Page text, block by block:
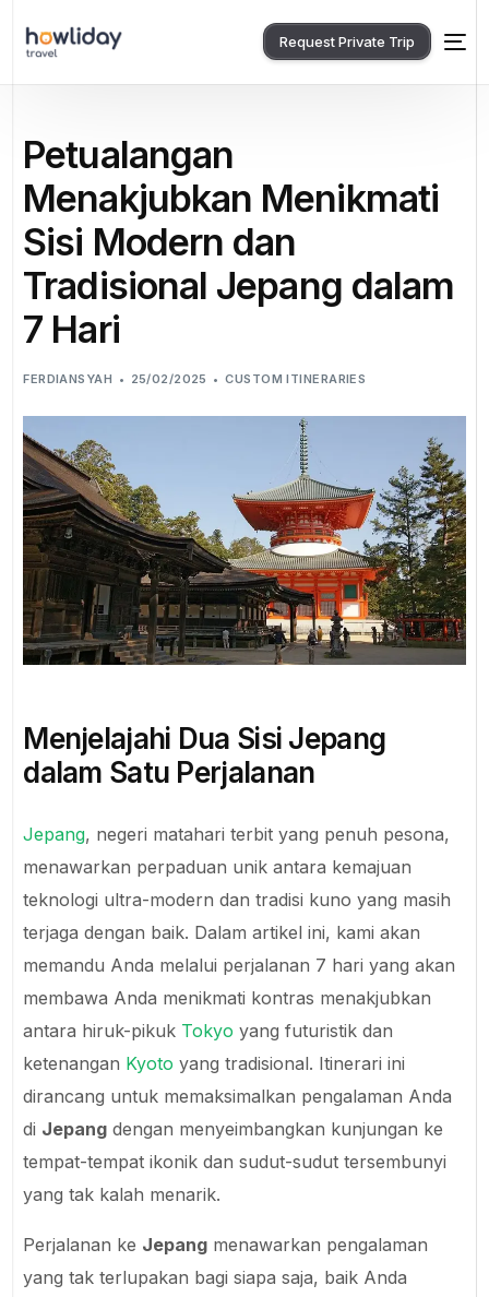
Request Private Trip
Petualangan
Menakjubkan Menikmati
Sisi Modern dan
Tradisional Jepang dalam
7 Hari
FERDIANSYAH 25/02/2025 CUSTOM ITINERARIES
Menjelajahi Dua Sisi Jepang
dalam Satu Perjalanan
Jepang, negeri matahari terbit yang penuh pesona,
menawarkan perpaduan unik antara kemajuan
teknologi ultra-modern dan tradisi kuno yang masih
terjaga dengan baik. Dalam artikel ini, kami akan
memandu Anda melalui perjalanan 7 hari yang akan
membawa Anda menikmati kontras menakjubkan
antara hiruk-pikuk Tokyo yang futuristik dan
ketenangan Kyoto yang tradisional. Itinerari ini
dirancang untuk memaksimalkan pengalaman Anda
di Jepang dengan menyeimbangkan kunjungan ke
tempat-tempat ikonik dan sudut-sudut tersembunyi
yang tak kalah menarik.
Perjalanan ke Jepang menawarkan pengalaman
yang tak terlupakan bagi siapa saja, baik Anda